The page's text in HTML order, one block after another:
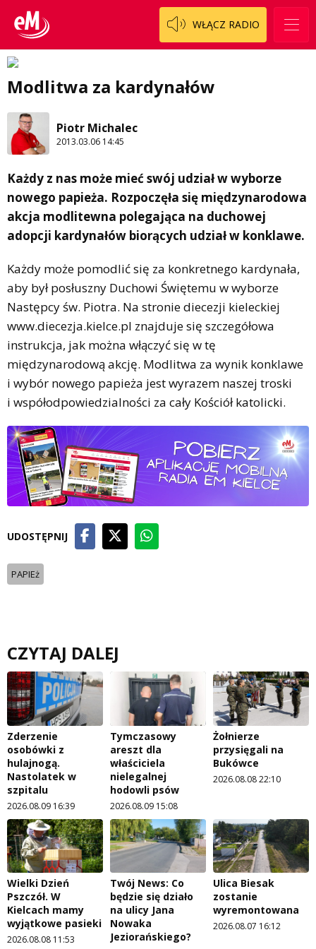
WŁĄCZ RADIO
Modlitwa za kardynałów
Piotr Michalec
2013.03.06 14:45
Każdy z nas może mieć swój udział w wyborze
nowego papieża. Rozpoczęła się międzynarodowa
akcja modlitewna polegająca na duchowej
adopcji kardynałów biorących udział w konklawe.
Każdy może pomodlić się za konkretnego kardynała,
aby był posłuszny Duchowi Świętemu w wyborze
Następcy św. Piotra. Na stronie diecezji kieleckiej
www.diecezja.kielce.pl znajduje się szczegółowa
instrukcja, jak można włączyć się w tę
międzynarodową akcję. Modlitwa za wynik konklawe
i wybór nowego papieża jest wyrazem naszej troski
i współodpowiedzialności za cały Kościół katolicki.
UDOSTĘPNIJ
PAPIEż
CZYTAJ DALEJ
Zderzenie
osobówki z
hulajnogą.
Nastolatek w
szpitalu
2026.08.09 16:39
Tymczasowy
areszt dla
właściciela
nielegalnej
hodowli psów
2026.08.09 15:08
Żołnierze
przysięgali na
Bukówce
2026.08.08 22:10
Wielki Dzień
Pszczół. W
Kielcach mamy
wyjątkowe pasieki
2026.08.08 11:53
Twój News: Co
będzie się działo
na ulicy Jana
Nowaka
Jeziorańskiego?
Ulica Biesak
zostanie
wyremontowana
2026.08.07 16:12